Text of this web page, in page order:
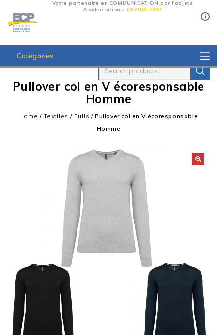
Votre partenaire en COMMUNICATION par l'objets
À votre service DEPUIS 1992
Catégories
Pullover col en V écoresponsable
Homme
Home /Textiles / Pulls /Pullover col en V écoresponsable
Homme